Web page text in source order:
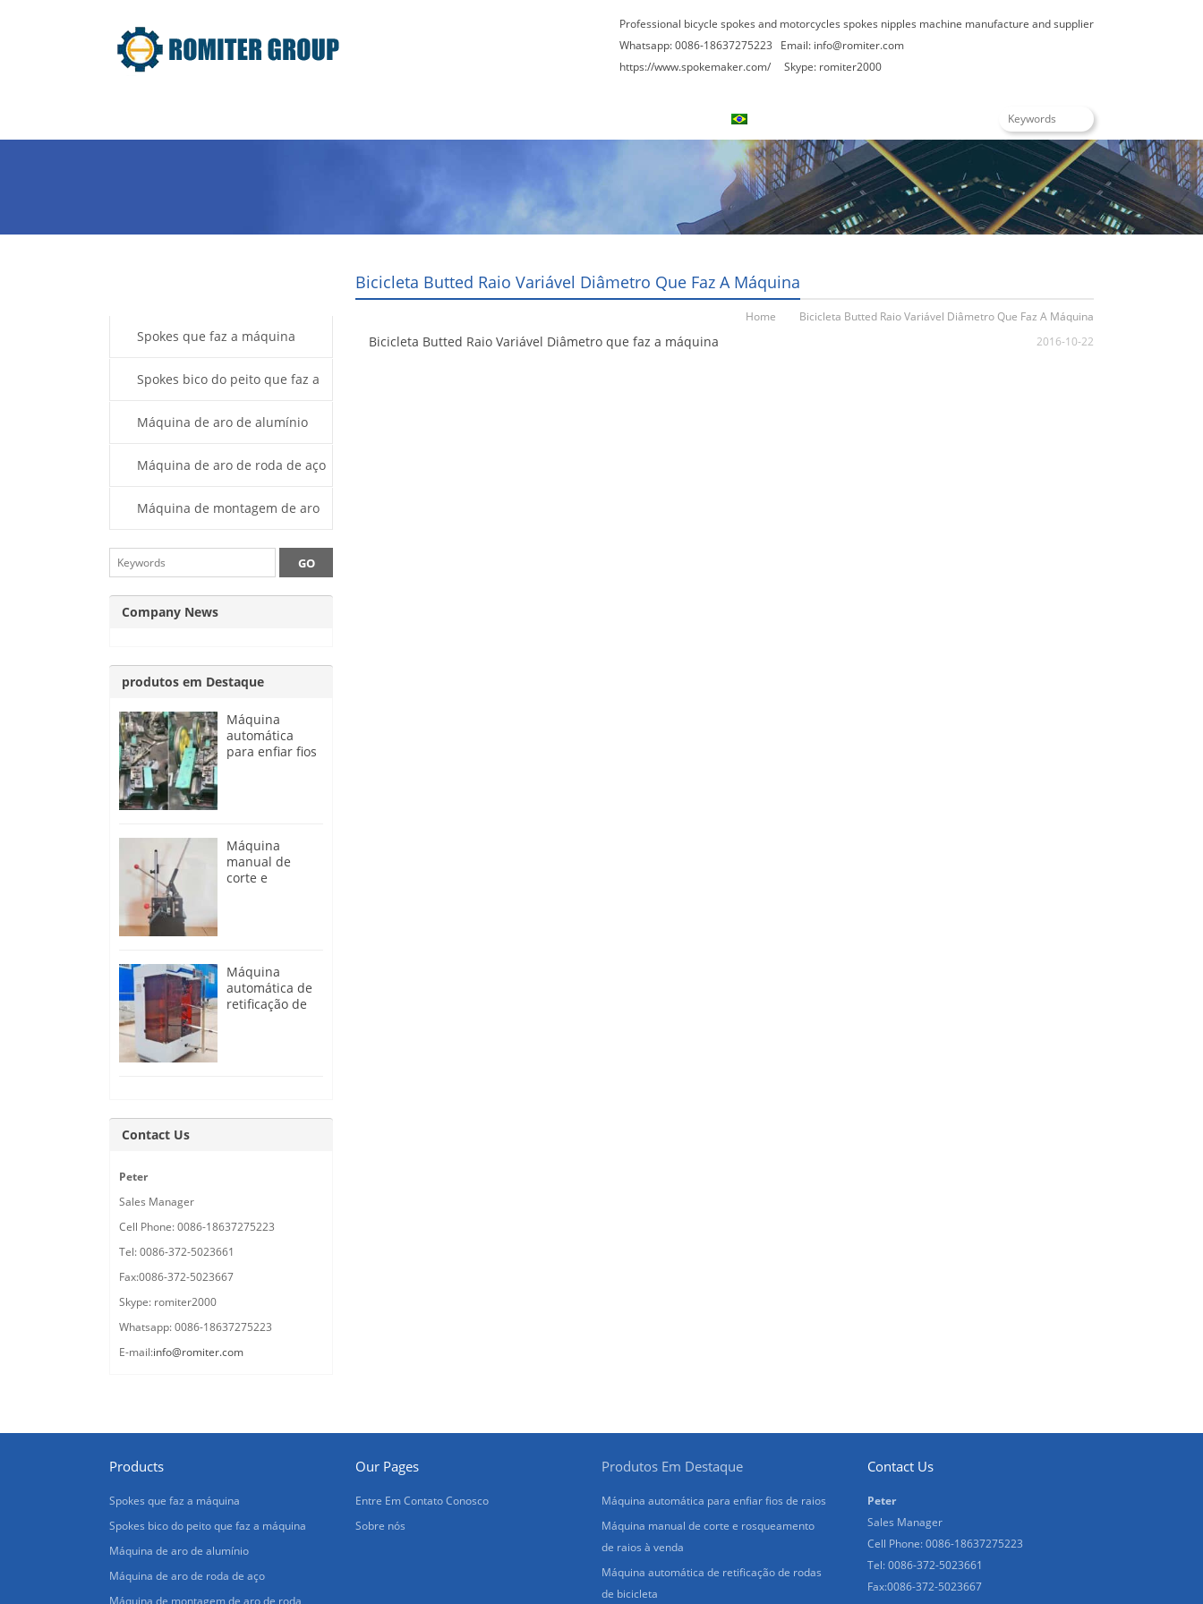
Professional bicycle spokes and motorcycles spokes nipples machine manufacture and supplier
Whatsapp: 0086-18637275223 Email: info@romiter.com
https://www.spokemaker.com/ Skype: romiter2000
Bicicleta Butted Raio Variável Diâmetro Que Faz A Máquina
Home Bicicleta Butted Raio Variável Diâmetro Que Faz A Máquina
Bicicleta Butted Raio Variável Diâmetro que faz a máquina 2016-10-22
Spokes que faz a máquina
Spokes bico do peito que faz a
máquina
Máquina de aro de alumínio
Máquina de aro de roda de aço
Máquina de montagem de aro
de roda
Company News
produtos em Destaque
Máquina
automática
para enfiar fios
Máquina
manual de
corte e
Máquina
automática de
retificação de
Contact Us
Peter
Sales Manager
Cell Phone: 0086-18637275223
Tel: 0086-372-5023661
Fax:0086-372-5023667
Skype: romiter2000
Whatsapp: 0086-18637275223
E-mail:info@romiter.com
Products
Spokes que faz a máquina
Spokes bico do peito que faz a máquina
Máquina de aro de alumínio
Máquina de aro de roda de aço
Máquina de montagem de aro de roda
Our Pages
Entre Em Contato Conosco
Sobre nós
Produtos Em Destaque
Máquina automática para enfiar fios de raios
Máquina manual de corte e rosqueamento
de raios à venda
Máquina automática de retificação de rodas
de bicicleta
Contact Us
Peter
Sales Manager
Cell Phone: 0086-18637275223
Tel: 0086-372-5023661
Fax:0086-372-5023667